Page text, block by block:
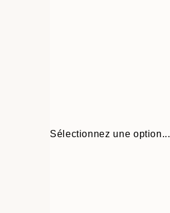
Sélectionnez une option...